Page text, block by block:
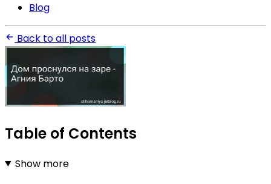
Blog
Back to all posts
Table of Contents
Show more